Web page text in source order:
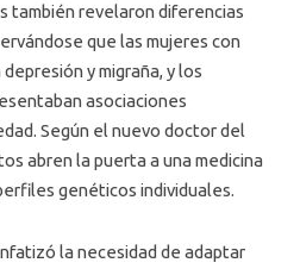
también revelaron diferencias
que las mujeres con
y migraña, y los
asociaciones
Según el nuevo doctor del
abren la puerta a una medicina
genéticos individuales.
la necesidad de adaptar